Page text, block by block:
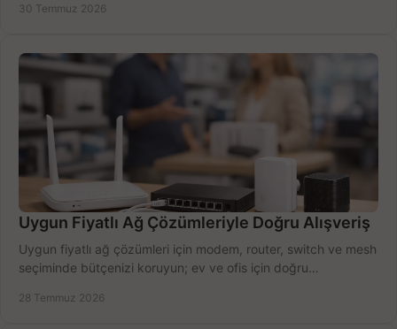
30 Temmuz 2026
Uygun Fiyatlı Ağ Çözümleriyle Doğru Alışveriş
Uygun fiyatlı ağ çözümleri için modem, router, switch ve mesh
seçiminde bütçenizi koruyun; ev ve ofis için doğru
28 Temmuz 2026